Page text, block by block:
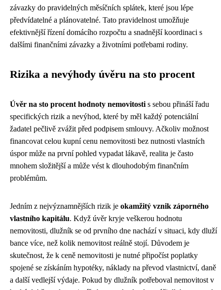
závazky do pravidelných měsíčních splátek, které jsou lépe
předvídatelné a plánovatelné. Tato pravidelnost umožňuje
efektivnější řízení domácího rozpočtu a snadnější koordinaci s
dalšími finančními závazky a životními potřebami rodiny.
Rizika a nevýhody úvěru na sto procent
Úvěr na sto procent hodnoty nemovitosti s sebou přináší řadu
specifických rizik a nevýhod, které by měl každý potenciální
žadatel pečlivě zvážit před podpisem smlouvy. Ačkoliv možnost
financovat celou kupní cenu nemovitosti bez nutnosti vlastních
úspor může na první pohled vypadat lákavě, realita je často
mnohem složitější a může vést k dlouhodobým finančním
problémům.
Jedním z nejvýznamnějších rizik je okamžitý vznik záporného
vlastního kapitálu. Když úvěr kryje veškerou hodnotu
nemovitosti, dlužník se od prvního dne nachází v situaci, kdy dluží
bance více, než kolik nemovitost reálně stojí. Důvodem je
skutečnost, že k ceně nemovitosti je nutné připočíst poplatky
spojené se získáním hypotéky, náklady na převod vlastnictví, daně
a další vedlejší výdaje. Pokud by dlužník potřeboval nemovitost v